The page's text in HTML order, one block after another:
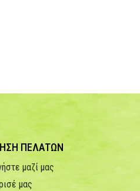
ΠΕΛΑΤΩΝ
μαζί μας
μας